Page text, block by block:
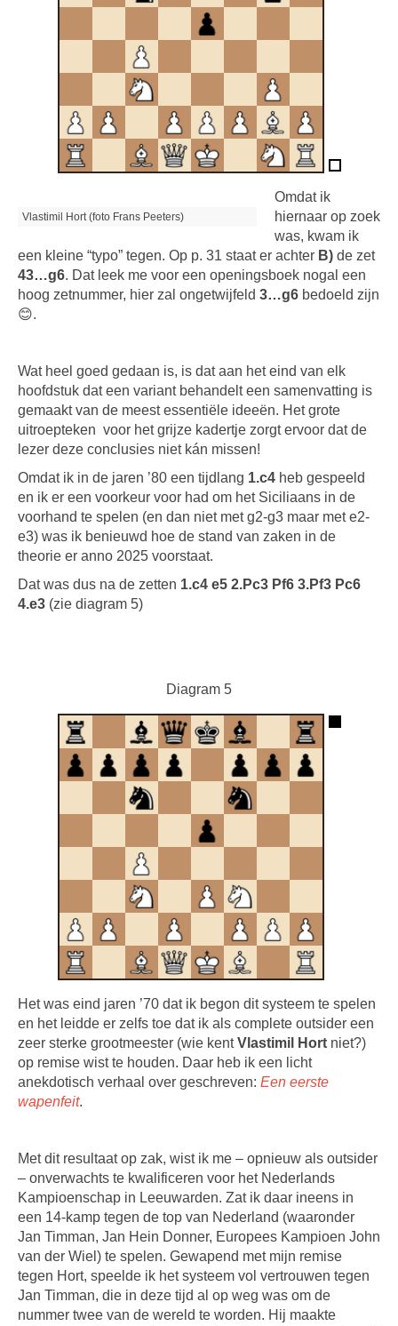
Vlastimil Hort (foto Frans Peeters)
Omdat ik
hiernaar op zoek
was, kwam ik
een kleine “typo” tegen. Op p. 31 staat er achter B) de zet
43…g6. Dat leek me voor een openingsboek nogal een
hoog zetnummer, hier zal ongetwijfeld 3…g6 bedoeld zijn
😊.
Wat heel goed gedaan is, is dat aan het eind van elk
hoofdstuk dat een variant behandelt een samenvatting is
gemaakt van de meest essentiële ideeën. Het grote
uitroepteken voor het grijze kadertje zorgt ervoor dat de
lezer deze conclusies niet kán missen!
Omdat ik in de jaren ’80 een tijdlang 1.c4 heb gespeeld
en ik er een voorkeur voor had om het Siciliaans in de
voorhand te spelen (en dan niet met g2-g3 maar met e2-
e3) was ik benieuwd hoe de stand van zaken in de
theorie er anno 2025 voorstaat.
Dat was dus na de zetten 1.c4 e5 2.Pc3 Pf6 3.Pf3 Pc6
4.e3 (zie diagram 5)
Diagram 5
Het was eind jaren ’70 dat ik begon dit systeem te spelen
en het leidde er zelfs toe dat ik als complete outsider een
zeer sterke grootmeester (wie kentVlastimil Hort niet?)
op remise wist te houden. Daar heb ik een licht
anekdotisch verhaal over geschreven: Een eerste
wapenfeit.
Met dit resultaat op zak, wist ik me – opnieuw als outsider
– onverwachts te kwalificeren voor het Nederlands
Kampioenschap in Leeuwarden. Zat ik daar ineens in
een 14-kamp tegen de top van Nederland (waaronder
Jan Timman, Jan Hein Donner, Europees Kampioen John
van der Wiel) te spelen. Gewapend met mijn remise
tegen Hort, speelde ik het systeem vol vertrouwen tegen
Jan Timman, die in deze tijd al op weg was om de
nummer twee van de wereld te worden. Hij maakte